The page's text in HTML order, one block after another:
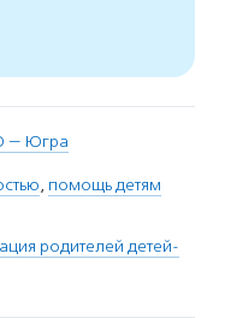
— Югра
, помощь детям
родителей детей-